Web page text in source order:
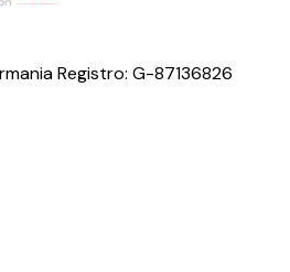
Registro: G-87136826